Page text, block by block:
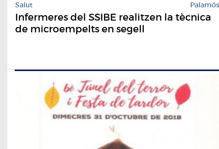
Salut Palamós
Infermeres del SSIBE realitzen la tècnica
de microempelts en segell